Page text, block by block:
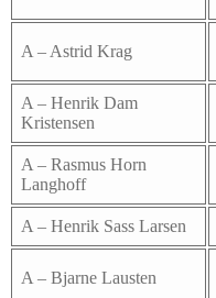
A – Astrid Krag
A – Henrik Dam
Kristensen
A – Rasmus Horn
Langhoff
A – Henrik Sass Larsen
A – Bjarne Lausten